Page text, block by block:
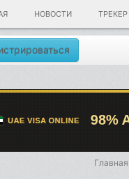
НОВОСТИ ТРЕКЕР
Главная